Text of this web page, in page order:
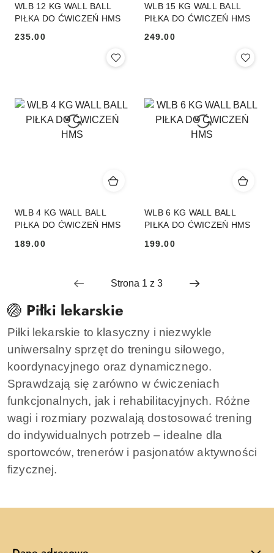
WLB 12 KG WALL BALL
PIŁKA DO ĆWICZEŃ HMS
Cena:
235.00
WLB 15 KG WALL BALL
PIŁKA DO ĆWICZEŃ HMS
Cena:
249.00
WLB 4 KG WALL BALL
PIŁKA DO ĆWICZEŃ HMS
Cena:
189.00
WLB 6 KG WALL BALL
PIŁKA DO ĆWICZEŃ HMS
Cena:
199.00
🏐 Piłki lekarskie
Piłki lekarskie to klasyczny i niezwykle
uniwersalny sprzęt do treningu siłowego,
koordynacyjnego oraz dynamicznego.
Sprawdzają się zarówno w ćwiczeniach
funkcjonalnych, jak i rehabilitacyjnych. Różne
wagi i rozmiary pozwalają dostosować trening
do indywidualnych potrzeb – idealne dla
sportowców, trenerów i pasjonatów aktywności
fizycznej.